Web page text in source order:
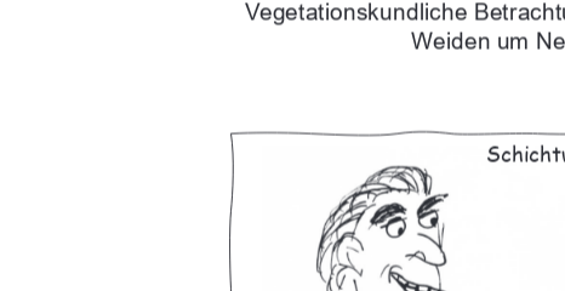
Vegetationskundliche
Weiden um